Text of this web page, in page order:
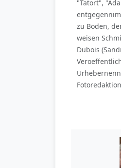
"Tatort",
zu Boden,
weisen
Dubois